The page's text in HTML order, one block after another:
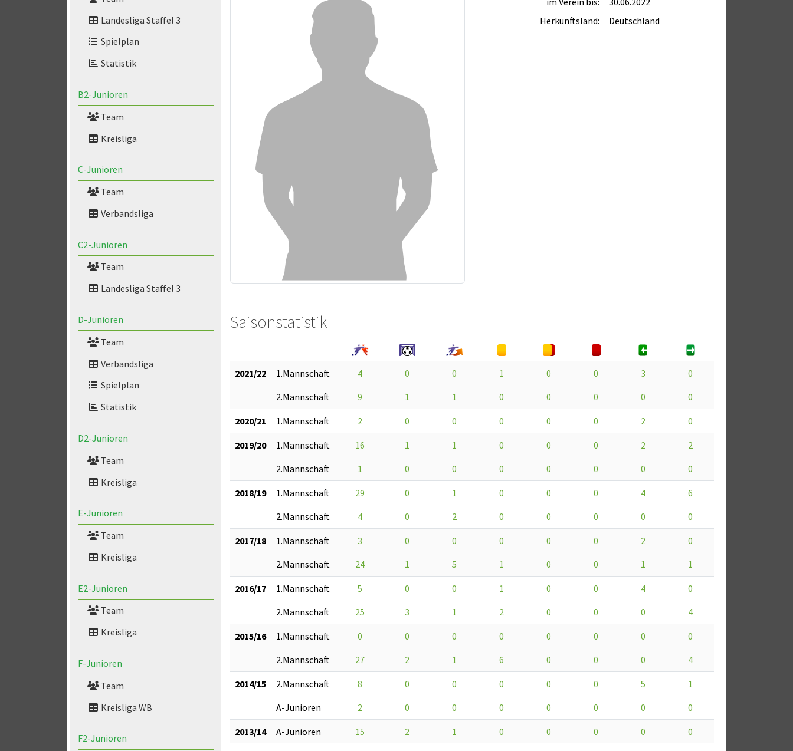
Landesliga Staffel 3
Spielplan
Statistik
B2-Junioren
Team
Kreisliga
C-Junioren
Team
Verbandsliga
C2-Junioren
Team
Landesliga Staffel 3
D-Junioren
Team
Verbandsliga
Spielplan
Statistik
D2-Junioren
Team
Kreisliga
E-Junioren
Team
Kreisliga
E2-Junioren
Team
Kreisliga
F-Junioren
Team
Kreisliga WB
F2-Junioren
Herkunftsland:
Deutschland
Saisonstatistik
2021/22 1.Mannschaft 4 0 0 1 0 0 3
0
2.Mannschaft
9 1 1 0 0 0 0 0
2020/21 1.Mannschaft 2 0 0 0 0 0 2 0
2019/20 1.Mannschaft 16 1 1 0 0 0 2
2
2.Mannschaft
1 0 0 0 0 0 0 0
2018/19 1.Mannschaft 29 0 1 0 0 0 4
6
2.Mannschaft
4 0 2 0 0 0 0 0
2017/18 1.Mannschaft 3 0 0 0 0 0 2
0
2.Mannschaft
24 1 5 1 0 0 1 1
2016/17 1.Mannschaft 5 0 0 1 0 0 4
0
2.Mannschaft
25 3 1 2 0 0 0 4
2015/16 1.Mannschaft 0 0 0 0 0 0 0
0
2.Mannschaft
27 2 1 6 0 0 0 4
2014/15 2.Mannschaft 8 0 0 0 0 0 5
1
A-Junioren
2 0 0 0 0 0 0 0
2013/14 A-Junioren 15 2 1 0 0 0 0 0